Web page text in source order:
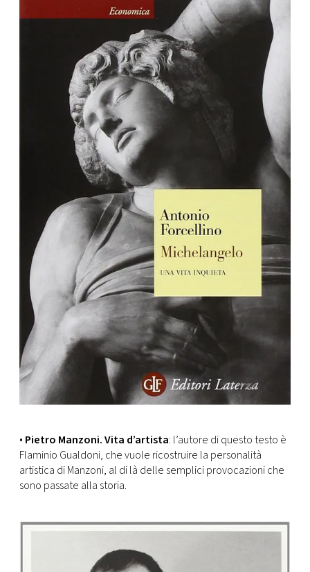
• Pietro Manzoni. Vita d’artista: l’autore di questo testo è
Flaminio Gualdoni, che vuole ricostruire la personalità
artistica di Manzoni, al di là delle semplici provocazioni che
sono passate alla storia.